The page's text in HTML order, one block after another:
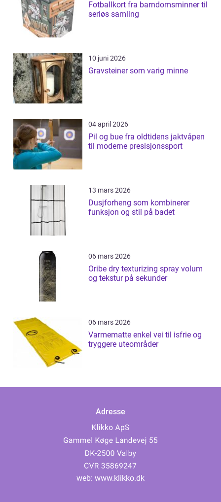
Fotballkort fra barndomsminner til
seriøs samling
10 juni 2026
Gravsteiner som varig minne
04 april 2026
Pil og bue fra oldtidens jaktvåpen
til moderne presisjonssport
13 mars 2026
Dusjforheng som kombinerer
funksjon og stil på badet
06 mars 2026
Oribe dry texturizing spray volum
og tekstur på sekunder
06 mars 2026
Varmematte enkel vei til isfrie og
tryggere uteområder
Adresse
web: www.klikko.dk